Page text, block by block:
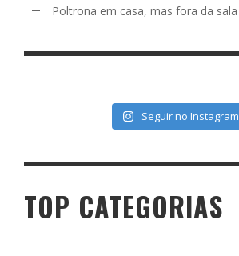
Poltrona em casa, mas fora da sala
Seguir no Instagram
TOP CATEGORIAS